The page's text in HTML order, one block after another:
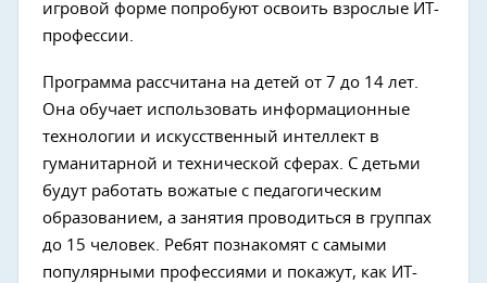
игровой форме попробуют освоить взрослые ИТ-
профессии.
Программа рассчитана на детей от 7 до 14 лет.
Она обучает использовать информационные
технологии и искусственный интеллект в
гуманитарной и технической сферах. С детьми
будут работать вожатые с педагогическим
образованием, а занятия проводиться в группах
до 15 человек. Ребят познакомят с самыми
популярными профессиями и покажут, как ИТ-
Next